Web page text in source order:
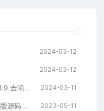
2024-03-12
2024-03-12
多模板易航网址引导导航源码 v1.9 去除弹窗等开心版 2024-03-11
全开源chatGPT聊天机器人商业版源码 支持魔改 完全开放源代码 2023-05-11